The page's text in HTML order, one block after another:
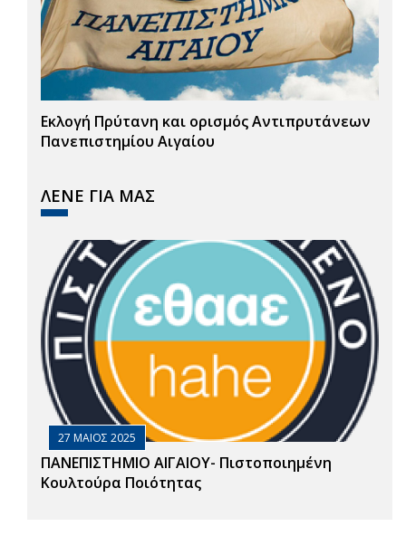
Εκλογή Πρύτανη και ορισμός Αντιπρυτάνεων
Πανεπιστημίου Αιγαίου
ΛΕΝΕ ΓΙΑ ΜΑΣ
27 ΜΑΙΟΣ 2025
ΠΑΝΕΠΙΣΤΗΜΙΟ ΑΙΓΑΙΟΥ- Πιστοποιημένη
Κουλτούρα Ποιότητας